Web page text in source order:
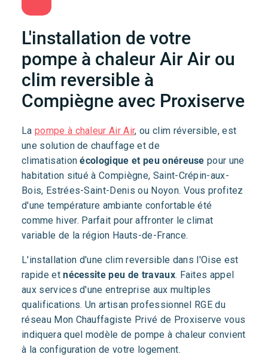
L'installation de votre
pompe à chaleur Air Air ou
clim reversible à
Compiègne avec Proxiserve
La pompe à chaleur Air Air, ou clim réversible, est
une solution de chauffage et de
climatisationécologique et peu onéreuse pour une
habitation situé à Compiègne, Saint-Crépin-aux-
Bois, Estrées-Saint-Denis ou Noyon. Vous profitez
d'une température ambiante confortable été
comme hiver. Parfait pour affronter le climat
variable de la région Hauts-de-France.
L'installation d'une clim reversible dans l'Oise est
rapide etnécessite peu de travaux. Faites appel
aux services d'une entreprise aux multiples
qualifications. Un artisan professionnel RGE du
réseau Mon Chauffagiste Privé de Proxiserve vous
indiquera quel modèle de pompe à chaleur convient
à la configuration de votre logement.